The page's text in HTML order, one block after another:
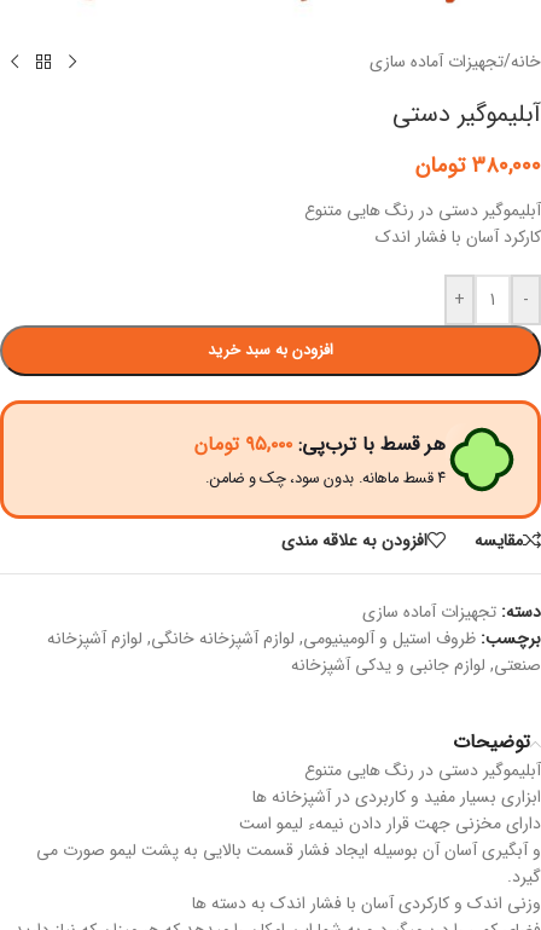
خانه/تجهیزات آماده سازی
آبلیموگیر دستی
۳۸۰,۰۰۰ تومان
آبلیموگیر دستی در رنگ هایی متنوع
کارکرد آسان با فشار اندک
-
+
افزودن به سبد خرید
هر قسط با ترب‌پی: ۹۵,۰۰۰ تومان
۴ قسط ماهانه. بدون سود، چک و ضامن.
مقايسه افزودن به علاقه مندی
دسته: تجهیزات آماده سازی
برچسب: ظروف استیل و آلومینیومی, لوازم آشپزخانه خانگی, لوازم آشپزخانه
صنعتی, لوازم جانبی و یدکی آشپزخانه
توضیحات
آبلیموگیر دستی در رنگ هایی متنوع
ابزاری بسیار مفید و کاربردی در آشپزخانه ها
دارای مخزنی جهت قرار دادن نیمهء لیمو است
و آبگیری آسان آن بوسیله ایجاد فشار قسمت بالایی به پشت لیمو صورت می
گیرد.
وزنی اندک و کارکردی آسان با فشار اندک به دسته ها